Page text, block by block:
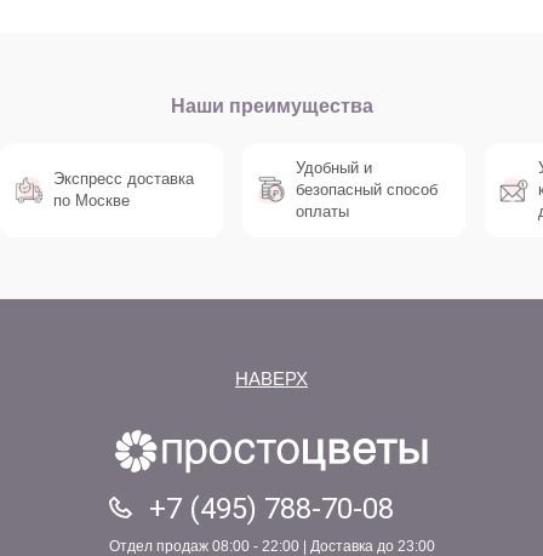
Наши преимущества
Экспресс доставка
по Москве
Удобный и
безопасный способ
оплаты
НАВЕРХ
+7 (495) 788-70-08
Отдел продаж 08:00 - 22:00 | Доставка до 23:00